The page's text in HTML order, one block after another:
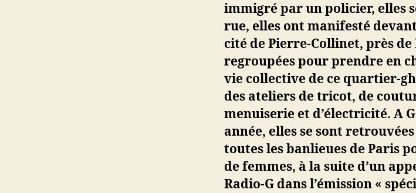
immigré par un policier, elles
rue, elles ont manifesté
cité de Pierre-Collinet, près de
regroupées pour prendre en
vie collective de ce quartier-
des ateliers de tricot, de
menuiserie et d’électricité. A
année, elles se sont
toutes les banlieues de Paris
de femmes, à la suite d’un
Radio-G dans l’émission «